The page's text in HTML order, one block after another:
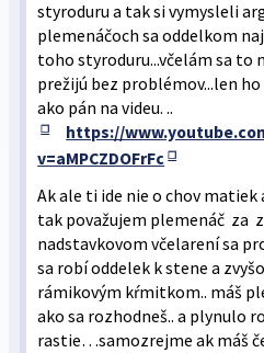
styroduru a tak si vymysleli
plemenáčoch sa oddelkom
toho styroduru...včelám sa to
prežijú bez problémov...len
ako pán na videu. ..
https://
v=aMPCZDOFrFc
Ak ale ti ide nie o chov matiek
tak považujem plemenáč za
nadstavkovom včelarení sa
sa robí oddelek k stene a
rámikovým kŕmitkom.. máš
ako sa rozhodneš.. a plynulo
rastie…samozrejme ak máš